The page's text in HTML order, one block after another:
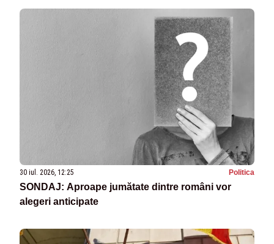
30 iul. 2026, 12:25 Politica
SONDAJ: Aproape jumătate dintre români vor
alegeri anticipate